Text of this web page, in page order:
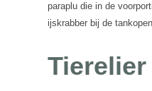
paraplu die in de
ijskrabber bij de
Tierelier